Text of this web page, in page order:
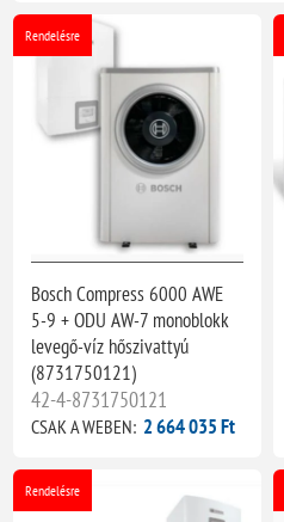
Rendelésre
Bosch Compress 6000 AWE
5-9 + ODU AW-7 monoblokk
levegő-víz hőszivattyú
(8731750121)
42-4-8731750121
CSAK A WEBEN: 2 664 035 Ft
Rendelésre